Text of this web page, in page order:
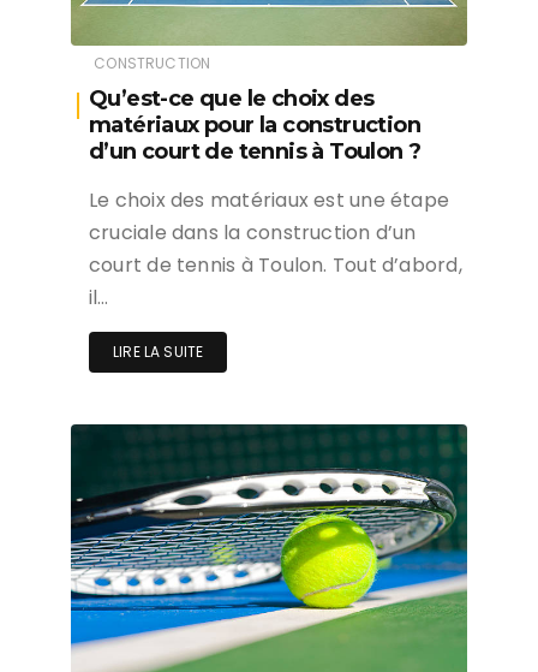
CONSTRUCTION
Qu’est-ce que le choix des
matériaux pour la construction
d’un court de tennis à Toulon ?
Le choix des matériaux est une étape
cruciale dans la construction d’un
court de tennis à Toulon. Tout d’abord,
il…
LIRE LA SUITE